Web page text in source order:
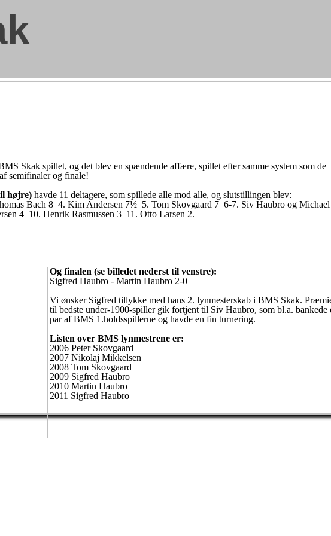
Skak spillet, og det blev en spændende affære, spillet efter samme system som de
semifinaler og finale!
højre) havde 11 deltagere, som spillede alle mod alle, og slutstillingen blev:
Bach 8 4. Kim Andersen 7½ 5. Tom Skovgaard 7 6-7. Siv Haubro og Michael
4 10. Henrik Rasmussen 3 11. Otto Larsen 2.
Og finalen (se billedet nederst til venstre):
Sigfred Haubro - Martin Haubro 2-0
Vi ønsker Sigfred tillykke med hans 2. lynmesterskab i BMS Skak.
til bedste under-1900-spiller gik fortjent til Siv Haubro, som bl.a. bankede
par af BMS 1.holdsspillerne og havde en fin turnering.
Listen over BMS lynmestrene er:
2006 Peter Skovgaard
2007 Nikolaj Mikkelsen
2008 Tom Skovgaard
2009 Sigfred Haubro
2010 Martin Haubro
2011 Sigfred Haubro